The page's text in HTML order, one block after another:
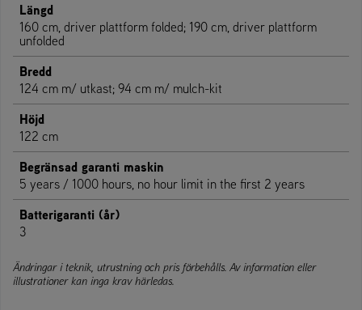
Längd
160 cm, driver plattform folded; 190 cm, driver plattform
unfolded
Bredd
124 cm m/ utkast; 94 cm m/ mulch-kit
Höjd
122 cm
Begränsad garanti maskin
5 years / 1000 hours, no hour limit in the first 2 years
Batterigaranti (år)
3
Ändringar i teknik, utrustning och pris förbehålls. Av information eller
illustrationer kan inga krav härledas.